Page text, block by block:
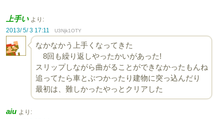
上手い より:
2013/ 5/ 3 17:11
U3Njk1OTY
なかなかう上手くなってきた
8回も繰り返しやったかいがあった!
スリップしながら曲がることができなかったもんね
追ってたら車とぶつかったり建物に突っ込んだり
最初は、難しかったやっとクリアした
aiu より: